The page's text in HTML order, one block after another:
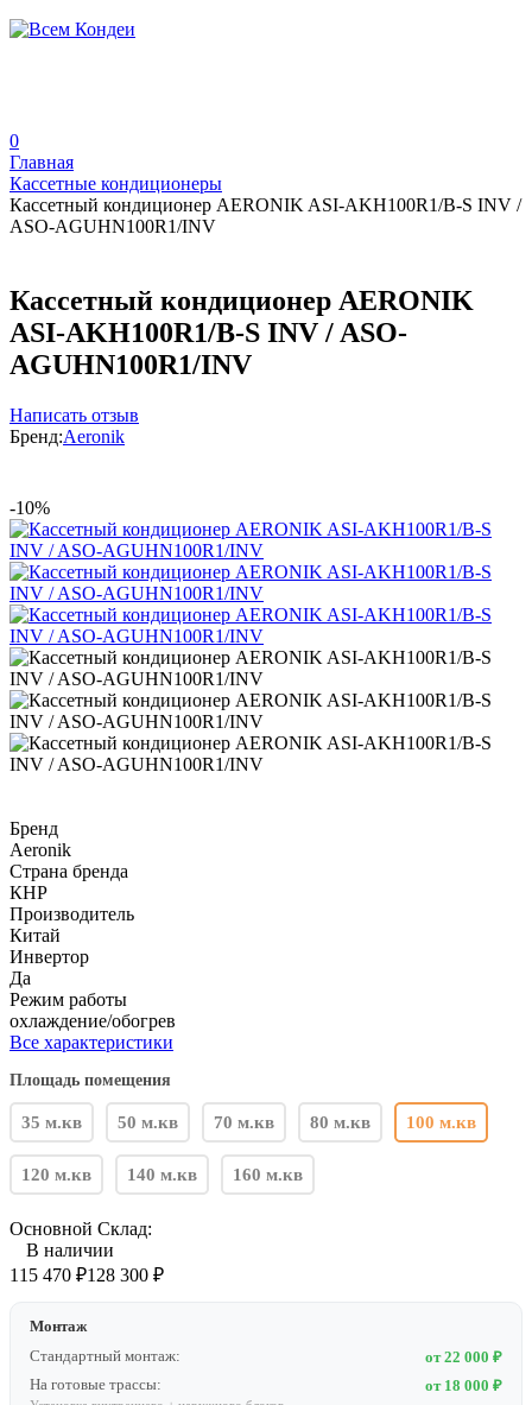
0
Главная
Кассетные кондиционеры
Кассетный кондиционер AERONIK ASI-AKH100R1/B-S INV /
ASO-AGUHN100R1/INV
Кассетный кондиционер AERONIK
ASI-AKH100R1/B-S INV / ASO-
AGUHN100R1/INV
Написать отзыв
Бренд:Aeronik
-10%
Бренд
Aeronik
Страна бренда
КНР
Производитель
Китай
Инвертор
Да
Режим работы
охлаждение/обогрев
Все характеристики
Площадь помещения
35 м.кв 50 м.кв 70 м.кв 80 м.кв 100 м.кв
120 м.кв 140 м.кв 160 м.кв
Основной Склад:
В наличии
115 470 ₽128 300 ₽
Монтаж
Стандартный монтаж:
от 22 000 ₽
На готовые трассы:
от 18 000 ₽